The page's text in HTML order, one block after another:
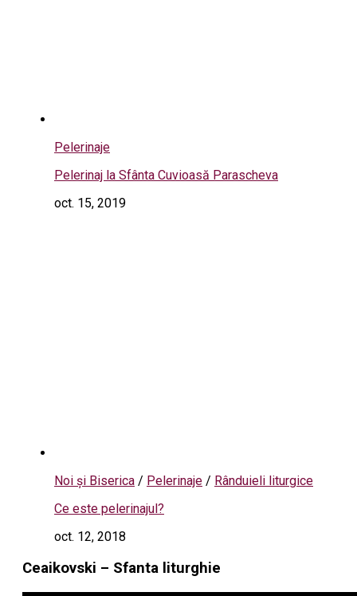
Pelerinaje
Pelerinaj la Sfânta Cuvioasă Parascheva
oct. 15, 2019
Noi și Biserica / Pelerinaje / Rânduieli liturgice
Ce este pelerinajul?
oct. 12, 2018
Ceaikovski – Sfanta liturghie